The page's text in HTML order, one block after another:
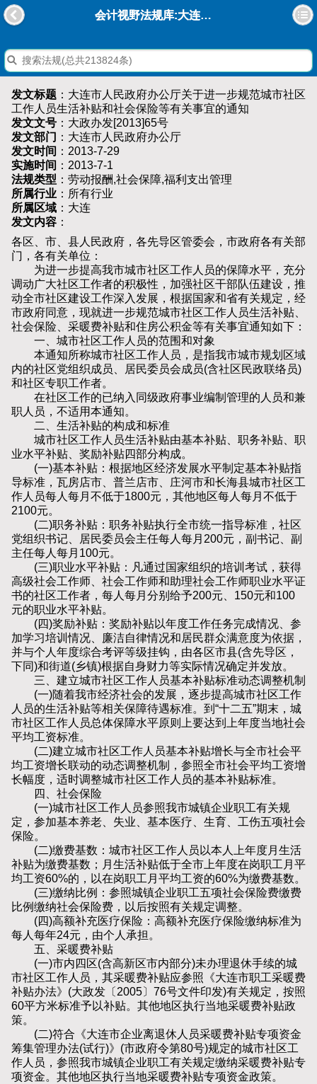
会计视野法规库:大连市人民政府办公厅关于进一步规范城市社区工作人员生活补贴和社会保险等有关事宜的通知
发文标题 ：大连市人民政府办公厅关于进一步规范城市社区
工作人员生活补贴和社会保险等有关事宜的通知
发文文号 ：大政办发[2013]65号
发文部门 ：大连市人民政府办公厅
发文时间 ：2013-7-29
实施时间 ：2013-7-1
法规类型 ：劳动报酬,社会保障,福利支出管理
所属行业 ：所有行业
所属区域 ：大连
发文内容 ：
各区、市、县人民政府，各先导区管委会，市政府各有关部
门，各有关单位：
为进一步提高我市城市社区工作人员的保障水平，充分
调动广大社区工作者的积极性，加强社区干部队伍建设，推
动全市社区建设工作深入发展，根据国家和省有关规定，经
市政府同意，现就进一步规范城市社区工作人员生活补贴、
社会保险、采暖费补贴和住房公积金等有关事宜通知如下：
一、城市社区工作人员的范围和对象
本通知所称城市社区工作人员，是指我市城市规划区域
内的社区党组织成员、居民委员会成员(含社区民政联络员)
和社区专职工作者。
在社区工作的已纳入同级政府事业编制管理的人员和兼
职人员，不适用本通知。
二、生活补贴的构成和标准
城市社区工作人员生活补贴由基本补贴、职务补贴、职
业水平补贴、奖励补贴四部分构成。
(一)基本补贴：根据地区经济发展水平制定基本补贴指
导标准，瓦房店市、普兰店市、庄河市和长海县城市社区工
作人员每人每月不低于1800元，其他地区每人每月不低于
2100元。
(二)职务补贴：职务补贴执行全市统一指导标准，社区
党组织书记、居民委员会主任每人每月200元，副书记、副
主任每人每月100元。
(三)职业水平补贴：凡通过国家组织的培训考试，获得
高级社会工作师、社会工作师和助理社会工作师职业水平证
书的社区工作者，每人每月分别给予200元、150元和100
元的职业水平补贴。
(四)奖励补贴：奖励补贴以年度工作任务完成情况、参
加学习培训情况、廉洁自律情况和居民群众满意度为依据，
并与个人年度综合考评等级挂钩，由各区市县(含先导区，
下同)和街道(乡镇)根据自身财力等实际情况确定并发放。
三、建立城市社区工作人员基本补贴标准动态调整机制
(一)随着我市经济社会的发展，逐步提高城市社区工作
人员的生活补贴等相关保障待遇标准。到“十二五”期末，城
市社区工作人员总体保障水平原则上要达到上年度当地社会
平均工资标准。
(二)建立城市社区工作人员基本补贴增长与全市社会平
均工资增长联动的动态调整机制，参照全市社会平均工资增
长幅度，适时调整城市社区工作人员的基本补贴标准。
四、社会保险
(一)城市社区工作人员参照我市城镇企业职工有关规
定，参加基本养老、失业、基本医疗、生育、工伤五项社会
保险。
(二)缴费基数：城市社区工作人员以本人上年度月生活
补贴为缴费基数；月生活补贴低于全市上年度在岗职工月平
均工资60%的，以在岗职工月平均工资的60%为缴费基数。
(三)缴纳比例：参照城镇企业职工五项社会保险费缴费
比例缴纳社会保险费，以后按照有关规定调整。
(四)高额补充医疗保险：高额补充医疗保险缴纳标准为
每人每年24元，由个人承担。
五、采暖费补贴
(一)市内四区(含高新区市内部分)未办理退休手续的城
市社区工作人员，其采暖费补贴应参照《大连市职工采暖费
补贴办法》(大政发〔2005〕76号文件印发)有关规定，按照
60平方米标准予以补贴。其他地区执行当地采暖费补贴政
策。
(二)符合《大连市企业离退休人员采暖费补贴专项资金
筹集管理办法(试行)》(市政府令第80号)规定的城市社区工
作人员，参照我市城镇企业职工有关规定缴纳采暖费补贴专
项资金。其他地区执行当地采暖费补贴专项资金政策。